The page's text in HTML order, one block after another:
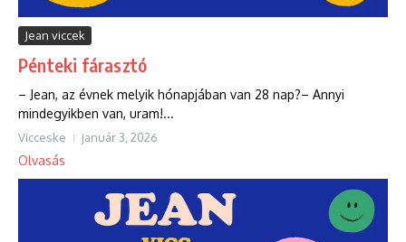
Jean viccek
Pénteki fárasztó
– Jean, az évnek melyik hónapjában van 28 nap?– Annyi
mindegyikben van, uram!...
Vicceske január 3, 2026
Olvasás